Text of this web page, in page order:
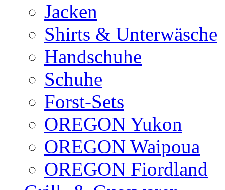
Jacken
Shirts & Unterwäsche
Handschuhe
Schuhe
Forst-Sets
OREGON Yukon
OREGON Waipoua
OREGON Fiordland